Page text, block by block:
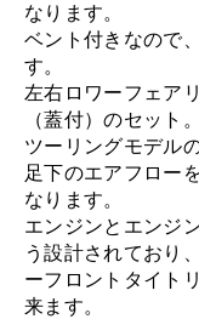
なります。
ベント付きなので
す。
左右ロワーフェア
（蓋付）のセット。
ツーリングモデル
足下のエアフロー
なります。
エンジンとエンジ
う設計されており
ーフロントタイト
来ます。